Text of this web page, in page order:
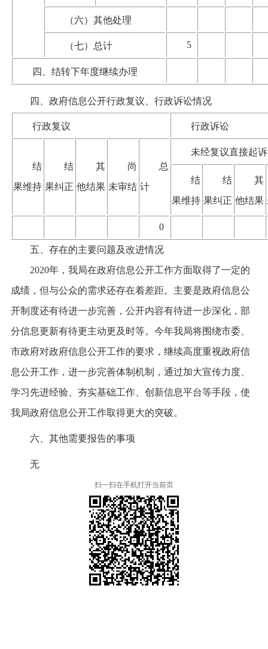
（六）其他处理
（七）总计 5
四、结转下年度继续办理
四、政府信息公开行政复议、行政诉讼情况
行政复议 行政诉讼
结
果维持
结
果纠正
其
他结果
尚
未审结
总
计
未经复议直接起诉
结
果维持
结
果纠正
其
他结果
0
五、存在的主要问题及改进情况
2020年，我局在政府信息公开工作方面取得了一定的
成绩，但与公众的需求还存在着差距。主要是政府信息公
开制度还有待进一步完善，公开内容有待进一步深化，部
分信息更新有待更主动更及时等。 今年我局将围绕市委、
市政府对政府信息公开工作的要求，继续高度重视政府信
息公开工作，进一步完善体制机制，通过加大宣传力度、
学习先进经验、夯实基础工作、创新信息平台等手段，使
我局政府信息公开工作取得更大的突破。
六、其他需要报告的事项
无
扫一扫在手机打开当前页